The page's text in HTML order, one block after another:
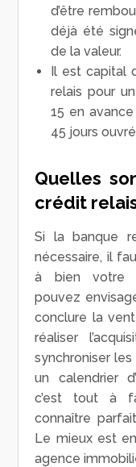
d’être
déjà été
de la valeur.
Il est capital
relais pour
15 en
45 jours
Quelles
crédit
Si la banque
nécessaire, il
à bien votre
pouvez
conclure la
réaliser
synchroniser
un calendrier
c’est tout à
connaître
Le mieux est
agence